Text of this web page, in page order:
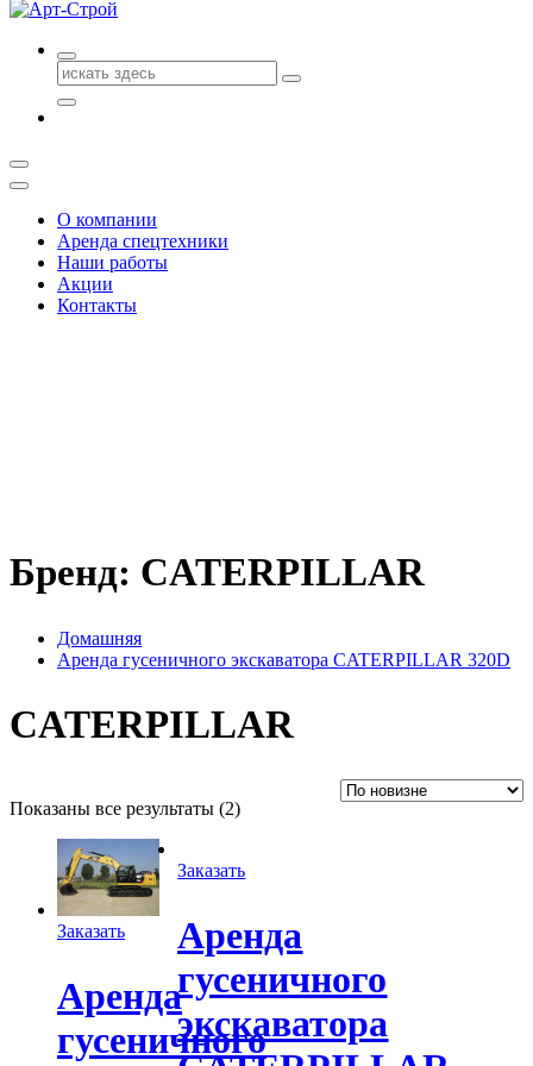
Поиск
для:
О компании
Аренда спецтехники
Наши работы
Акции
Контакты
Бренд: CATERPILLAR
Домашняя
Аренда гусеничного экскаватора CATERPILLAR 320D
CATERPILLAR
Показаны все результаты (2)Сортировка:
Заказать
Аренда
гусеничного
Заказать
Аренда
гусеничного
экскаватора